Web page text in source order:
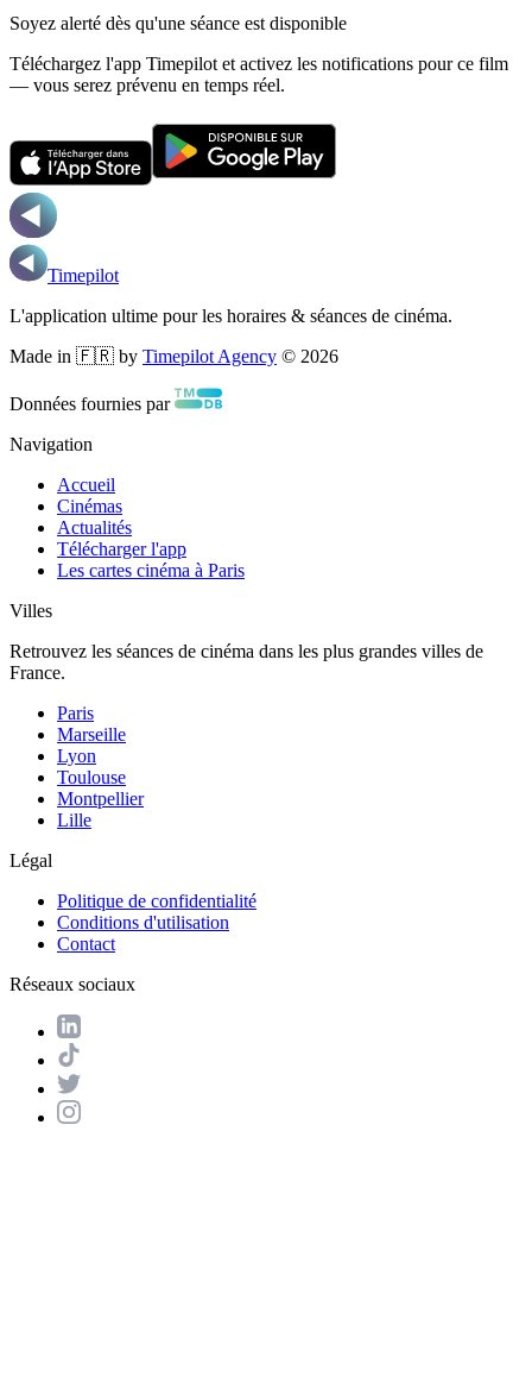
Soyez alerté dès qu'une séance est disponible
Téléchargez l'app Timepilot et activez les notifications pour ce film
— vous serez prévenu en temps réel.
Timepilot
L'application ultime pour les horaires & séances de cinéma.
Made in 🇫🇷 by Timepilot Agency © 2026
Données fournies par
Navigation
Accueil
Cinémas
Actualités
Télécharger l'app
Les cartes cinéma à Paris
Villes
Retrouvez les séances de cinéma dans les plus grandes villes de
France.
Paris
Marseille
Lyon
Toulouse
Montpellier
Lille
Légal
Politique de confidentialité
Conditions d'utilisation
Contact
Réseaux sociaux